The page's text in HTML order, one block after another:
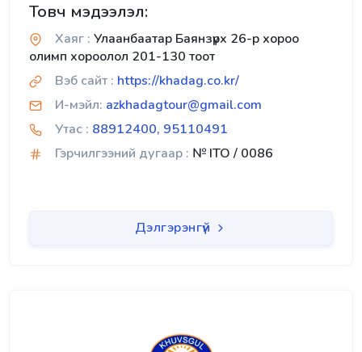
Товч мэдээлэл:
Хаяг : Улаанбаатар Баянзүрх 26-р хороо
олимп хороолол 201-130 тоот
Вэб сайт : https://khadag.co.kr/
И-мэйл: azkhadagtour@gmail.com
Утас : 88912400, 95110491
Гэрчилгээний дугаар : № ITO / 0086
Дэлгэрэнгүй